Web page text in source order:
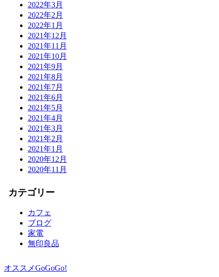
2022年3月
2022年2月
2022年1月
2021年12月
2021年11月
2021年10月
2021年9月
2021年8月
2021年7月
2021年6月
2021年5月
2021年4月
2021年3月
2021年2月
2021年1月
2020年12月
2020年11月
カテゴリー
カフェ
ブログ
家電
無印良品
オススメGoGoGo!